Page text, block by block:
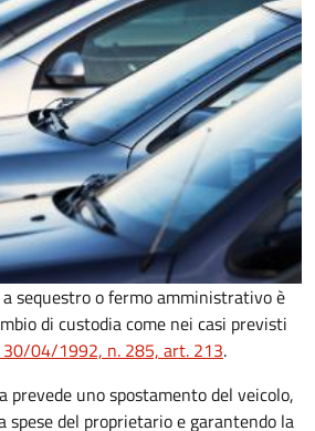
sequestro o fermo amministrativo è
di custodia come nei casi previsti
30/04/1992, n. 285, art. 213.
prevede uno spostamento del veicolo,
spese del proprietario e garantendo la